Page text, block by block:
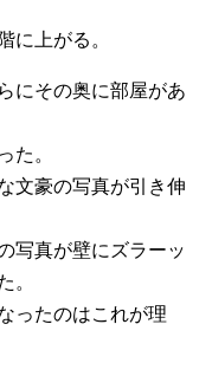
に上がる。
にその奥に部屋があ
た。
文豪の写真が引き伸
写真が壁にズラーッ
。
ったのはこれが理